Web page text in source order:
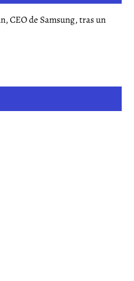
CEO de Samsung, tras un